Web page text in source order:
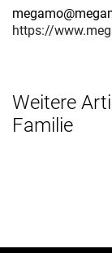
https://
Weitere
Familie